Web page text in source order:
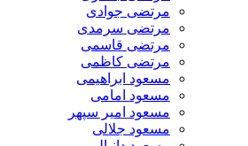
مرتضی جوادی
مرتضی سرمدی
مرتضی قاسمی
مرتضی کاظمی
مسعود ابراهیمی
مسعود امامی
مسعود امیر سپهر
مسعود جلالی